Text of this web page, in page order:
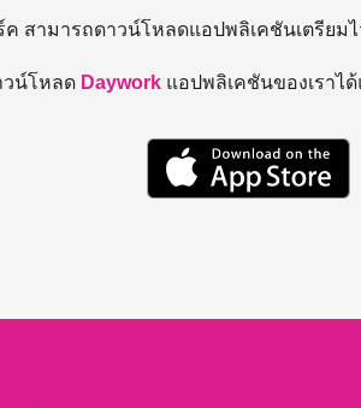
ค สามารถดาวน์โหลดแอปพลิเคชันเตรียม
วน์โหลด Daywork แอปพลิเคชันของเราไ